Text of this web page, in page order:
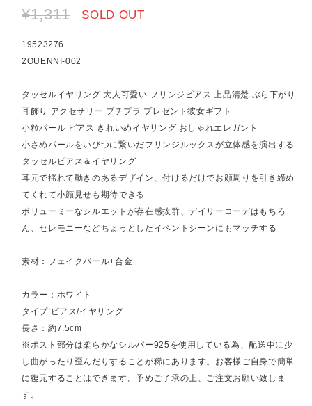
¥1,311 SOLD OUT
19523276
2OUENNI-002
タッセルイヤリング 大人可愛い フリンジピアス 上品清楚 ぶら下がり
耳飾り アクセサリー プチプラ プレゼント彼女ギフト
小粒パール ピアス きれいめイヤリング おしゃれエレガント
小さめパールをいびつに繋いだフリンジルックスが立体感を演出する
タッセルピアス＆イヤリング
耳元で揺れて動きのあるデザイン、付けるだけでお顔周りを引き締め
てくれて小顔見せも期待できる
ボリューミーなシルエットが存在感抜群、デイリーコーデはもちろ
ん、セレモニーなどちょっとしたイベントシーンにもマッチする
素材：フェイクパール+合金
カラー：ホワイト
タイプ:ピアス/イヤリング
長さ：約7.5cm
※ポスト部分は柔らかなシルバー925を使用している為、配送中に少
し曲がったり歪んだりすることが稀にあります。お客様ご自身で簡単
に復元することはできます。予めご了承の上、ご注文お願い致しま
す。